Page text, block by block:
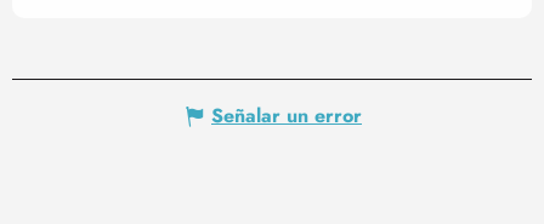
Señalar un error